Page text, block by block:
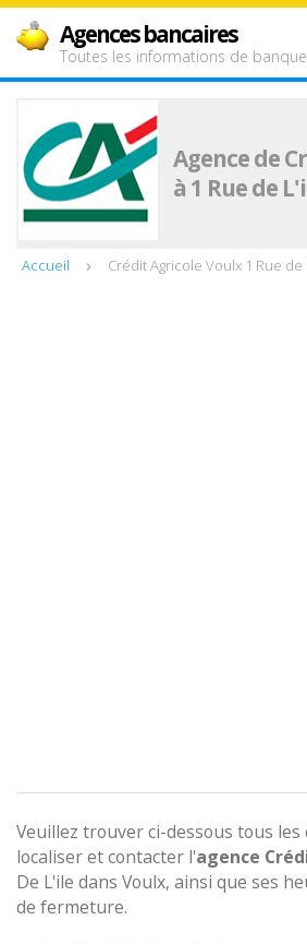
Agences bancaires
Toutes les informations de
Agence de
à 1 Rue de
Accueil Crédit Agricole Voulx 1 Rue de
Veuillez trouver ci-dessous tous
localiser et contacter l'agence
De L'ile dans Voulx, ainsi que ses
de fermeture.